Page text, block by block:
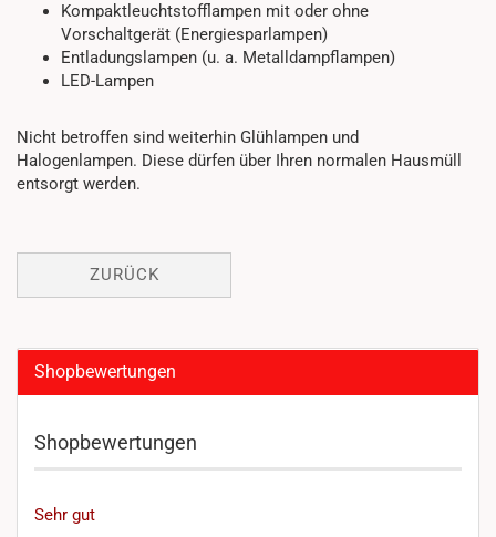
Kompaktleuchtstofflampen mit oder ohne
Vorschaltgerät (Energiesparlampen)
Entladungslampen (u. a. Metalldampflampen)
LED-Lampen
Nicht betroffen sind weiterhin Glühlampen und
Halogenlampen. Diese dürfen über Ihren normalen Hausmüll
entsorgt werden.
ZURÜCK
Shopbewertungen
Shopbewertungen
Sehr gut